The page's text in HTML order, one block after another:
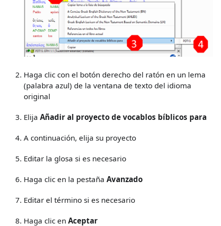
Haga clic con el botón derecho del ratón en un lema
(palabra azul) de la ventana de texto del idioma
original
Elija Añadir al proyecto de vocablos bíblicos para
A continuación, elija su proyecto
Editar la glosa si es necesario
Haga clic en la pestaña Avanzado
Editar el término si es necesario
Haga clic en Aceptar